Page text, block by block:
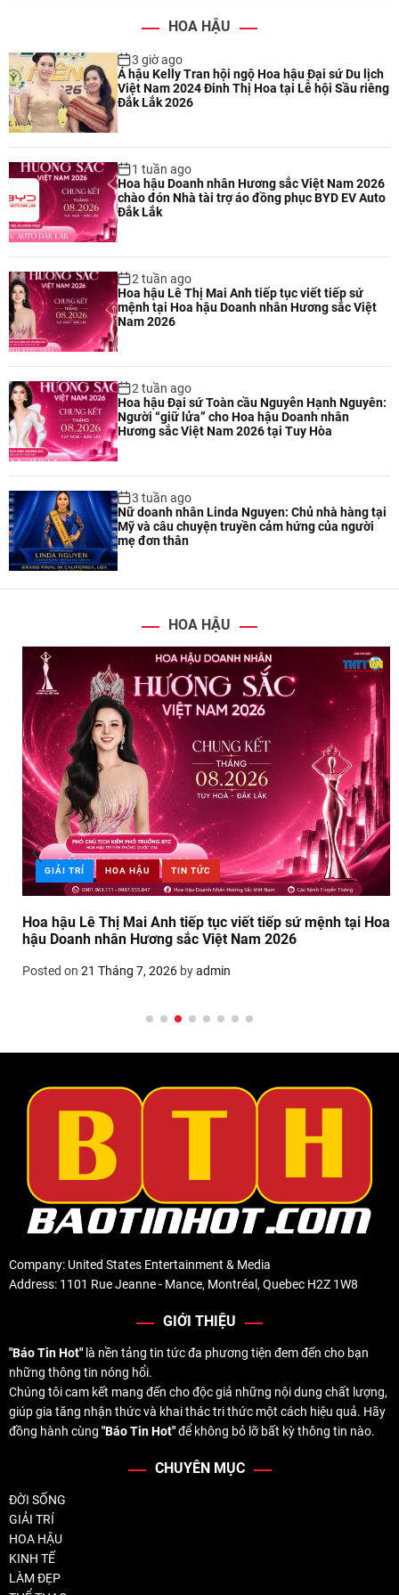
HOA HẬU
3 giờ ago
Á hậu Kelly Tran hội ngộ Hoa hậu Đại sứ Du lịch
Việt Nam 2024 Đinh Thị Hoa tại Lễ hội Sầu riêng
Đắk Lắk 2026
1 tuần ago
Hoa hậu Doanh nhân Hương sắc Việt Nam 2026
chào đón Nhà tài trợ áo đồng phục BYD EV Auto
Đắk Lắk
2 tuần ago
Hoa hậu Lê Thị Mai Anh tiếp tục viết tiếp sứ
mệnh tại Hoa hậu Doanh nhân Hương sắc Việt
Nam 2026
2 tuần ago
Hoa hậu Đại sứ Toàn cầu Nguyễn Hạnh Nguyên:
Người “giữ lửa” cho Hoa hậu Doanh nhân
Hương sắc Việt Nam 2026 tại Tuy Hòa
3 tuần ago
Nữ doanh nhân Linda Nguyen: Chủ nhà hàng tại
Mỹ và câu chuyện truyền cảm hứng của người
mẹ đơn thân
HOA HẬU
GIẢI TRÍ HOA HẬU TIN TỨC
Hoa hậu Lê Thị Mai Anh tiếp tục viết tiếp sứ mệnh tại Hoa
hậu Doanh nhân Hương sắc Việt Nam 2026
Posted on21 Tháng 7, 2026byadmin
Company: United States Entertainment & Media
Address: 1101 Rue Jeanne - Mance, Montréal, Quebec H2Z 1W8
GIỚI THIỆU
"Báo Tin Hot" là nền tảng tin tức đa phương tiện đem đến cho bạn
những thông tin nóng hổi.
Chúng tôi cam kết mang đến cho độc giả những nội dung chất lượng,
giúp gia tăng nhận thức và khai thác tri thức một cách hiệu quả. Hãy
đồng hành cùng "Báo Tin Hot"để không bỏ lỡ bất kỳ thông tin nào.
CHUYÊN MỤC
ĐỜI SỐNG
GIẢI TRÍ
HOA HẬU
KINH TẾ
LÀM ĐẸP